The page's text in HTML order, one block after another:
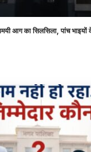
आग का सिलसिला, पांच भाइयों